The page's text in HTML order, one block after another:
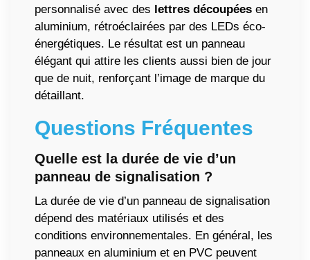
personnalisé avec des lettres découpées en
aluminium, rétroéclairées par des LEDs éco-
énergétiques. Le résultat est un panneau
élégant qui attire les clients aussi bien de jour
que de nuit, renforçant l’image de marque du
détaillant.
Questions Fréquentes
Quelle est la durée de vie d’un
panneau de signalisation ?
La durée de vie d’un panneau de signalisation
dépend des matériaux utilisés et des
conditions environnementales. En général, les
panneaux en aluminium et en PVC peuvent